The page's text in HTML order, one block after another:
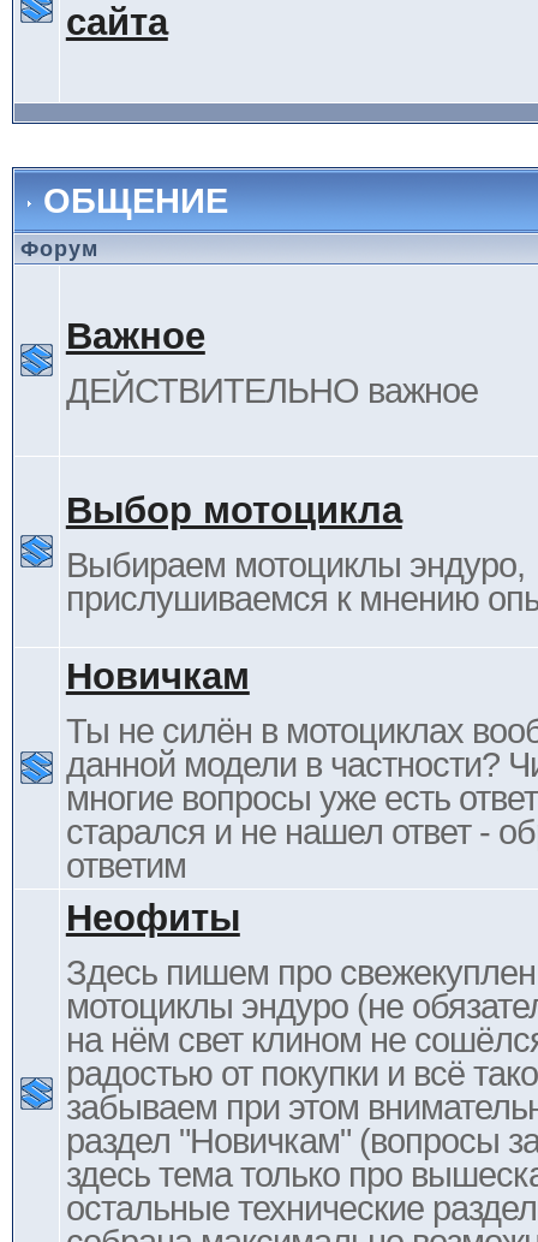
сайта
ОБЩЕНИЕ
Форум
Важное
ДЕЙСТВИТЕЛЬНО важное
Выбор мотоцикла
Выбираем мотоциклы эндуро,
прислушиваемся к мнению
Новичкам
Ты не силён в мотоциклах
данной модели в частности?
многие вопросы уже есть
старался и не нашел ответ -
ответим
Неофиты
Здесь пишем про
мотоциклы эндуро (не
на нём свет клином не
радостью от покупки и всё
забываем при этом
раздел "Новичкам" (вопросы
здесь тема только про
остальные технические